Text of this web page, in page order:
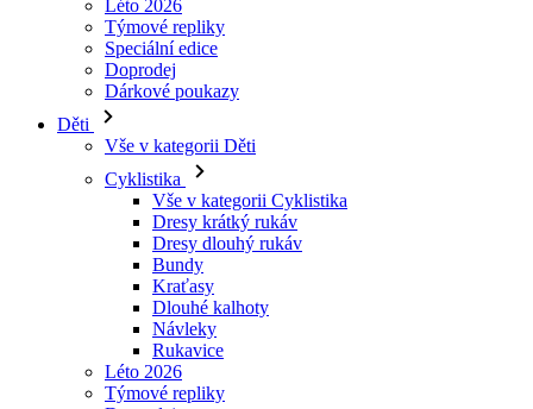
Děti
Vše v kategorii Děti
Cyklistika
Vše v kategorii Cyklistika
Dresy dlouhý rukáv
Bundy
Kraťasy
Dlouhé kalhoty
Návleky
Rukavice
Léto 2026
Týmové repliky
Doprodej
Speciální edice
Dárkové poukazy
Vlastní design
Příběhy